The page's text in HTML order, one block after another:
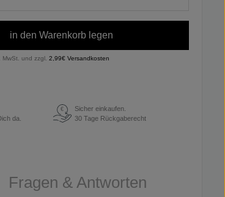
in den Warenkorb legen
MwSt. und zzgl. 2,99€ Versandkosten
da.
€
Sicher einkaufen.
30 Tage Rückgaberecht
Fragen & Antworten